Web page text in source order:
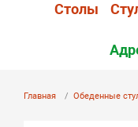
Столы
Главная Обеденные